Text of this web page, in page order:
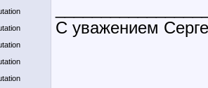
С уважением